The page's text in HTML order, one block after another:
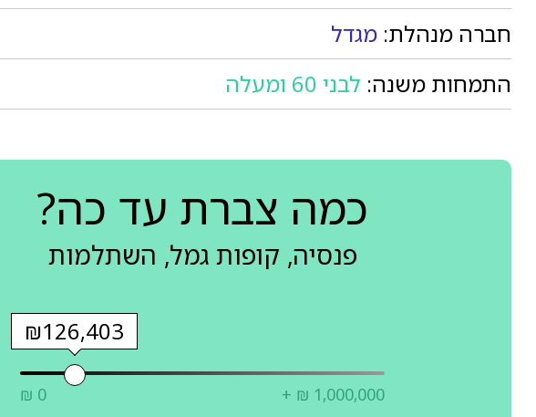
חברה מנהלת: מגדל
התמחות משנה: לבני 60 ומעלה
כמה צברת עד כה?
פנסיה, קופות גמל, השתלמות
₪126,403
₪ 0 + ₪ 1,000,000